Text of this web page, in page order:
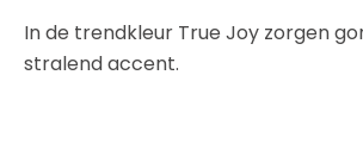
In de trendkleur True Joy zorgen
stralend accent.